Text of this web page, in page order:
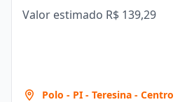
Valor estimado R$ 139,29
Polo - PI - Teresina - Centro